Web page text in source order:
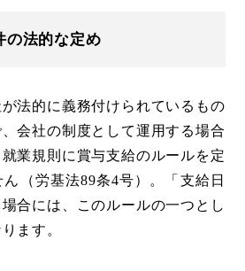
の法的な定め
法的に義務付けられているもの
会社の制度として運用する場合
業規則に賞与支給のルールを定
（労基法89条4号）。「支給日
合には、このルールの一つとし
ます。